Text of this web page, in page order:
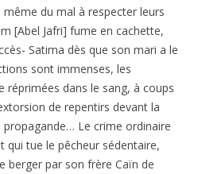
même du mal à respecter leurs
[Abel Jafri] fume en cachette,
Satima dès que son mari a le
sont immenses, les
réprimées dans le sang, à coups
de repentirs devant la
Le crime ordinaire
qui tue le pêcheur sédentaire,
berger par son frère Caïn de